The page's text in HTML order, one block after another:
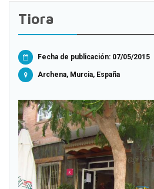
Tiora
Fecha de publicación: 07/05/2015
Archena, Murcia, España